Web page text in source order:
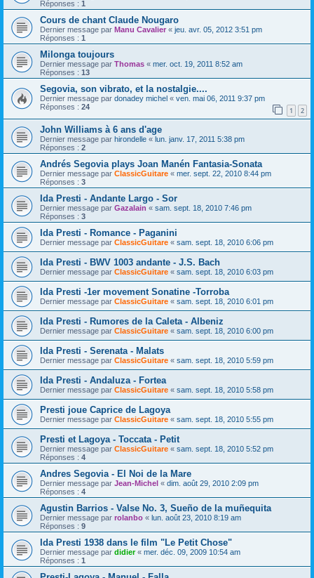
Réponses : 1
Cours de chant Claude Nougaro
Dernier message par Manu Cavalier « jeu. avr. 05, 2012 3:51 pm
Réponses : 1
Milonga toujours
Dernier message par Thomas « mer. oct. 19, 2011 8:52 am
Réponses : 13
Segovia, son vibrato, et la nostalgie....
Dernier message par donadey michel « ven. mai 06, 2011 9:37 pm
Réponses : 24 1 2
John Williams à 6 ans d'age
Dernier message par hirondelle « lun. janv. 17, 2011 5:38 pm
Réponses : 2
Andrés Segovia plays Joan Manén Fantasia-Sonata
Dernier message par ClassicGuitare « mer. sept. 22, 2010 8:44 pm
Réponses : 3
Ida Presti - Andante Largo - Sor
Dernier message par Gazalain « sam. sept. 18, 2010 7:46 pm
Réponses : 3
Ida Presti - Romance - Paganini
Dernier message par ClassicGuitare « sam. sept. 18, 2010 6:06 pm
Ida Presti - BWV 1003 andante - J.S. Bach
Dernier message par ClassicGuitare « sam. sept. 18, 2010 6:03 pm
Ida Presti -1er movement Sonatine -Torroba
Dernier message par ClassicGuitare « sam. sept. 18, 2010 6:01 pm
Ida Presti - Rumores de la Caleta - Albeniz
Dernier message par ClassicGuitare « sam. sept. 18, 2010 6:00 pm
Ida Presti - Serenata - Malats
Dernier message par ClassicGuitare « sam. sept. 18, 2010 5:59 pm
Ida Presti - Andaluza - Fortea
Dernier message par ClassicGuitare « sam. sept. 18, 2010 5:58 pm
Presti joue Caprice de Lagoya
Dernier message par ClassicGuitare « sam. sept. 18, 2010 5:55 pm
Presti et Lagoya - Toccata - Petit
Dernier message par ClassicGuitare « sam. sept. 18, 2010 5:52 pm
Réponses : 4
Andres Segovia - El Noi de la Mare
Dernier message par Jean-Michel « dim. août 29, 2010 2:09 pm
Réponses : 4
Agustin Barrios - Valse No. 3, Sueño de la muñequita
Dernier message par rolanbo « lun. août 23, 2010 8:19 am
Réponses : 9
Ida Presti 1938 dans le film "Le Petit Chose"
Dernier message par didier« mer. déc. 09, 2009 10:54 am
Réponses : 1